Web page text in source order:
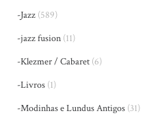
-Jazz (589)
-jazz fusion (11)
-Klezmer / Cabaret (6)
-Livros (1)
-Modinhas e Lundus Antigos (31)